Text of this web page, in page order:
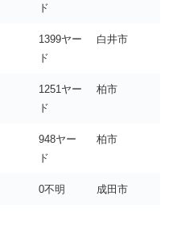
ド
1399ヤー
ド
白井市
1251ヤー
ド
柏市
948ヤー
ド
柏市
0不明 成田市